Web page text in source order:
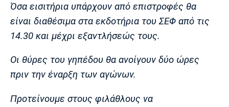
Μπορούσια
Ντόρτμουντ
Παρί Σεν
Ζερμέν
Μαρσέιγ
Μονακό
Ερυθρός
Όσα εισιτήρια υπάρχουν από επιστροφές θα
είναι διαθέσιμα στα εκδοτήρια του ΣΕΦ από τις
14.30 και μέχρι εξαντλήσεώς τους.
Οι θύρες του γηπέδου θα ανοίγουν δύο ώρες
πριν την έναρξη των αγώνων.
Προτείνουμε στους φιλάθλους να